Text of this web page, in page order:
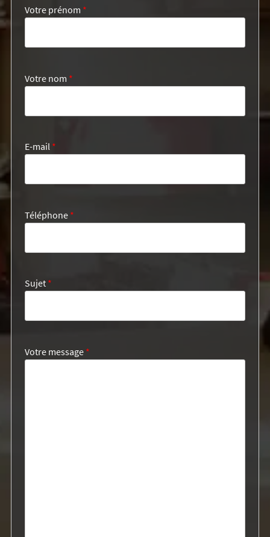
Votre prénom *
Votre nom *
E-mail *
Téléphone *
Sujet *
Votre message *